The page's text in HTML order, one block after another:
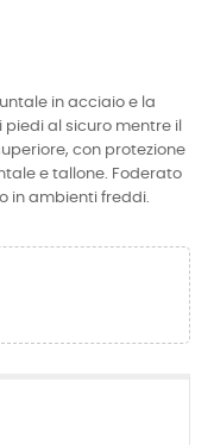
in acciaio e la
al sicuro mentre il
con protezione
e tallone. Foderato
in ambienti freddi.